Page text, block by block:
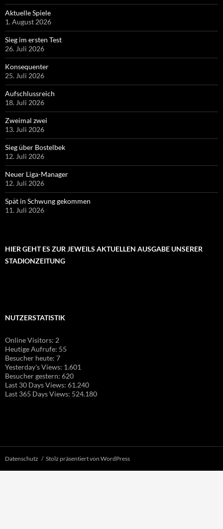
Aktuelle Spiele
1. August 2026
Sieg im ersten Test
26. Juli 2026
Konsequenter
25. Juli 2026
Aufschlussreich
18. Juli 2026
Zweimal zwei
13. Juli 2026
Sieg über Bostelbek
12. Juli 2026
Neuer Liga-Manager
12. Juli 2026
Spät in Schwung gekommen
11. Juli 2026
HIER GEHT ES ZUR JEWEILS AKTUELLEN AUSGABE UNSERER
STADIONZEITUNG
NUTZERSTATISTIK
Online Visitors: 2
Heutige Aufrufe: 55
Besucher heute: 7
Yesterday's Views: 1.601
Besucher gestern: 620
Last 30 Days Views: 61.240
Last 365 Days Views: 524.180
Datenschutz Stolz präsentiert von WordPress